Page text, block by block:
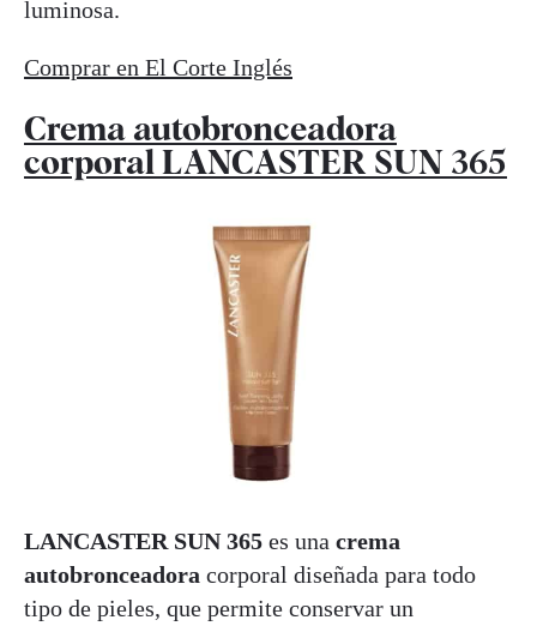
luminosa.
Comprar en El Corte Inglés
Crema autobronceadora
corporal LANCASTER SUN 365
LANCASTER SUN 365 es una crema
autobronceadora corporal diseñada para todo
tipo de pieles, que permite conservar un